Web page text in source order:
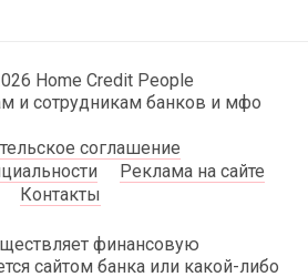
Home Credit People
и сотрудникам банков и мфо
соглашение
Реклама на сайте
Контакты
финансовую
сайтом банка или какой-либо